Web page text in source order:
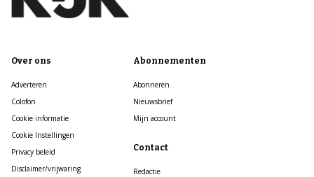
Over ons
Adverteren
Colofon
Cookie informatie
Cookie Instellingen
Privacy beleid
Disclaimer/vrijwaring
Abonnementen
Abonneren
Nieuwsbrief
Mijn account
Contact
Redactie